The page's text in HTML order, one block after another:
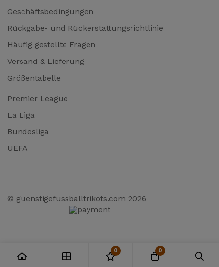
Geschäftsbedingungen
Rückgabe- und Rückerstattungsrichtlinie
Häufig gestellte Fragen
Versand & Lieferung
Größentabelle
Premier League
La Liga
Bundesliga
UEFA
© guenstigefussballtrikots.com 2026
0 0